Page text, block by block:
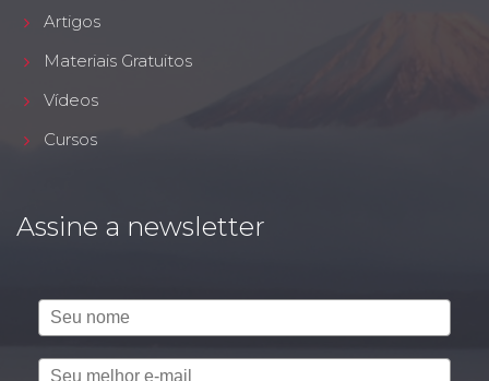
Artigos
Materiais Gratuitos
Vídeos
Cursos
Assine a newsletter